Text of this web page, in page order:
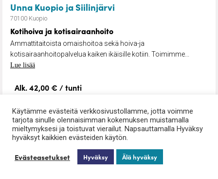
Unna Kuopio ja Siilinjärvi
70100 Kuopio
Kotihoiva ja kotisairaanhoito
Ammattitaitoista omaishoitoa sekä hoiva-ja
kotisairaanhoitopalvelua kaiken ikäisille kotiin. Toimimme...
Lue lisää
Alk. 42,00 € / tunti
Tmi Lya Dahlström Jalkojenhoitaja at– Jalkahoitoa
71800 Siilinjärvi
Asiantuntevaa jalkahoitoa kaikenikäisille. Hoidoissamme
Käytämme evästeitä verkkosivustollamme, jotta voimme
tarjota sinulle olennaisimman kokemuksen muistamalla
mieltymyksesi ja toistuvat vierailut. Napsauttamalla Hyväksy
hyväksyt kaikkien evästeiden käytön.
Evästeasetukset Hyväksy Älä hyväksy